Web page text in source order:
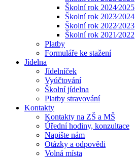
Školní rok 2024⁄2025
Školní rok 2023⁄2024
Školní rok 2022⁄2023
Školní rok 2021⁄2022
Platby
Formuláře ke stažení
Jídelna
Jídelníček
Vyúčtování
Školní jídelna
Platby stravování
Kontakty
Kontakty na ZŠ a MŠ
Úřední hodiny, konzultace
Napište nám
Otázky a odpovědi
Volná místa